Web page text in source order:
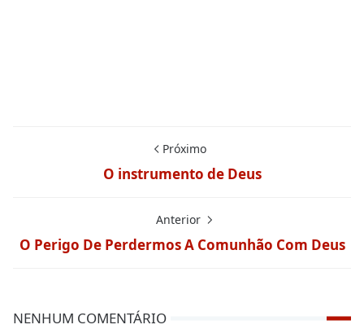
Próximo
O instrumento de Deus
Anterior
O Perigo De Perdermos A Comunhão Com Deus
NENHUM COMENTÁRIO